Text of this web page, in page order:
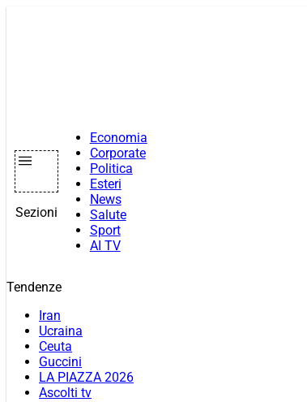
Sezioni
Economia
Corporate
Politica
Esteri
News
Salute
Sport
AI TV
Tendenze
Iran
Ucraina
Ceuta
Guccini
LA PIAZZA 2026
Ascolti tv